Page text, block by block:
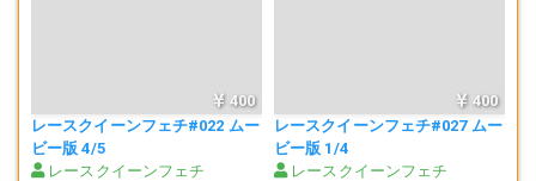
動画本数・時間:合計48分06秒(本ファイル10分50秒)
制作・販売:
レースクイーンフェチ
https://twitter.com/RQfetish
400
レースクイーンフェチ#022 ムー
ビー版 4/5
レースクイーンフェチ
400
レースクイーンフェチ#027 ムー
ビー版 1/4
レースクイーンフェチ